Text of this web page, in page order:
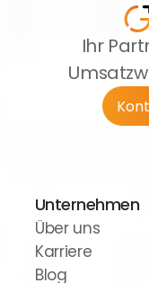
Ihr
Unternehmen
Über uns
Karriere
Blog